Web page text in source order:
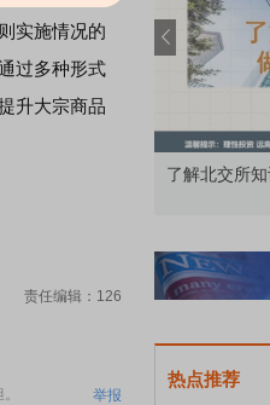
实施情况的
过多种形式
升大宗商品
责任编辑：126
举报
热点推荐